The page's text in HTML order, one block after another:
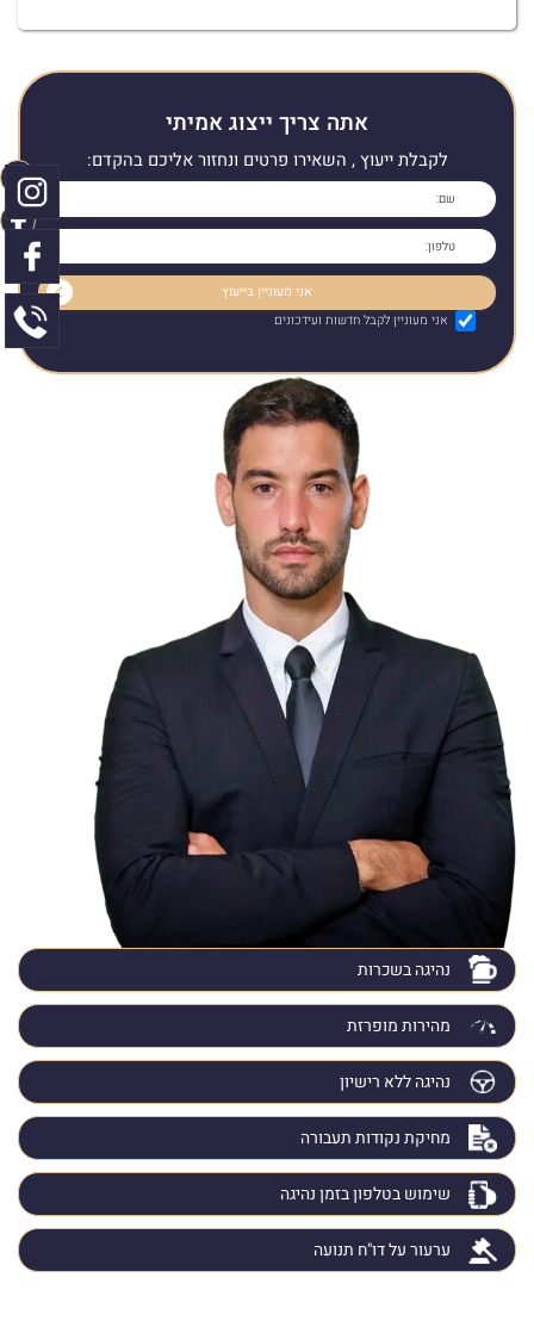
נהיגה בשכרות
מהירות מופרזת
נהיגה ללא רישיון
מחיקת נקודות תעבורה
שימוש בטלפון בזמן נהיגה
ערעור על דו"ח תנועה
אתה צריך ייצוג אמיתי
לקבלת ייעוץ , השאירו פרטים ונחזור אליכם בהקדם:
אני מעוניין לקבל חדשות ועידכונים